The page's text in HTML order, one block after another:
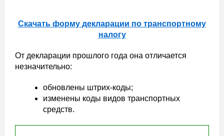
Скачать форму декларации по транспортному
налогу
От декларации прошлого года она отличается
незначительно:
обновлены штрих-коды;
изменены коды видов транспортных
средств.